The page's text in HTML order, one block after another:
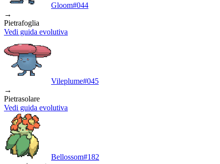
Gloom#044
→
Pietrafoglia
Vedi guida evolutiva
Vileplume#045
→
Pietrasolare
Vedi guida evolutiva
Bellossom#182